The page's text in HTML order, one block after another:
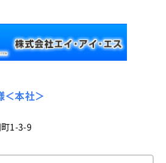
＜本社＞
町1-3-9